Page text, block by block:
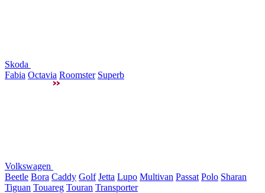
Skoda
Fabia Octavia Roomster Superb
Volkswagen
Beetle Bora Caddy Golf Jetta Lupo Multivan Passat Polo Sharan
Tiguan Touareg Touran Transporter